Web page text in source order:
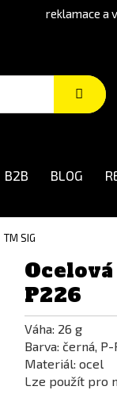
reklamace a
B2B BLOG
TM SIG
P226
Váha: 26 g
Barva: černá,
Materiál: ocel
Lze použít pro